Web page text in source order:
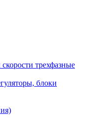
трехфазные
блоки